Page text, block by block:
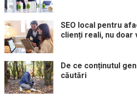
SEO local pentru
clienți reali, nu doar
De ce conținutul
căutări